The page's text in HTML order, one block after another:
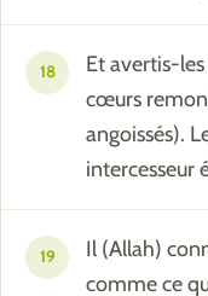
18
Et avertis-
cœurs
angoissés).
intercesseur
19
Il (Allah)
comme ce